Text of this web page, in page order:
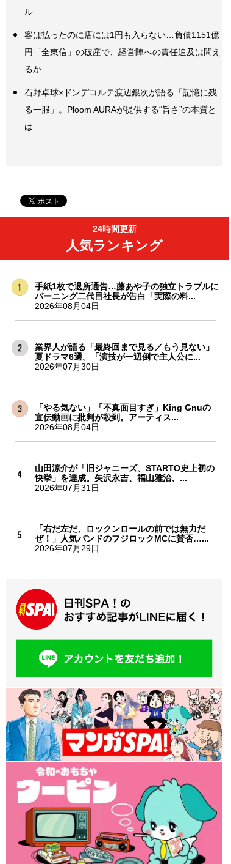
ル
客は払ったのに店には1円も入らない…負債1151億
円「全東信」の破産で、経営陣への責任追及は問え
るか
石野卓球×ドンデコルテ渡辺銀次が語る「記憶に残
る一服」。Ploom AURAが提供する“旨さ”の本質と
は
24時間更新
人気ランキング
手紙1枚で退所通告…藤あや子の独立トラブルに
バーニング二代目社長が告白「実際の料...
2026年08月04日
業界人が語る「最終回まで見る／もう見ない」
夏ドラマ6選。「演技が一辺倒で主人公に...
2026年07月30日
「やる気ない」「不真面目すぎ」King Gnuの
宣伝動画に批判が殺到。アーティス...
2026年08月04日
山田涼介が「旧ジャニーズ、STARTO史上初の
快挙」を達成。矢沢永吉、福山雅治、...
2026年07月31日
「右だ左だ、ロックンロールの前では無力だ
ぜ！」人気バンドのフジロックMCに賛否…...
2026年07月29日